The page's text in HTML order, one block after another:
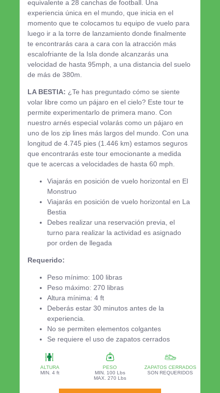
equivalente a 28 canchas de football. Una
experiencia única en el mundo, que inicia en el
momento que te colocamos tu equipo de vuelo para
luego ir a la torre de lanzamiento donde finalmente
te encontrarás cara a cara con la atracción más
escalofriante de la Isla donde alcanzarás una
velocidad de hasta 95mph, a una distancia del suelo
de más de 380m.
LA BESTIA: ¿Te has preguntado cómo se siente
volar libre como un pájaro en el cielo? Este tour te
permite experimentarlo de primera mano. Con
nuestro arnés especial volarás como un pájaro en
uno de los zip lines más largos del mundo. Con una
longitud de 4.745 pies (1.446 km) estamos seguros
que encontrarás este tour emocionante a medida
que te acercas a velocidades de hasta 60 mph.
Viajarás en posición de vuelo horizontal en El
Monstruo
Viajarás en posición de vuelo horizontal en La
Bestia
Debes realizar una reservación previa, el
turno para realizar la actividad es asignado
por orden de llegada
Requerido:
Peso mínimo: 100 libras
Peso máximo: 270 libras
Altura mínima: 4 ft
Deberás estar 30 minutos antes de la
experiencia.
No se permiten elementos colgantes
Se requiere el uso de zapatos cerrados
ALTURA
MIN. 4 ft
PESO
MIN. 100 Lbs
MAX. 270 Lbs
ZAPATOS CERRADOS
SON REQUERIDOS